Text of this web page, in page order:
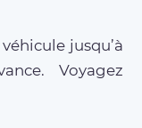
jusqu’à
Voyagez